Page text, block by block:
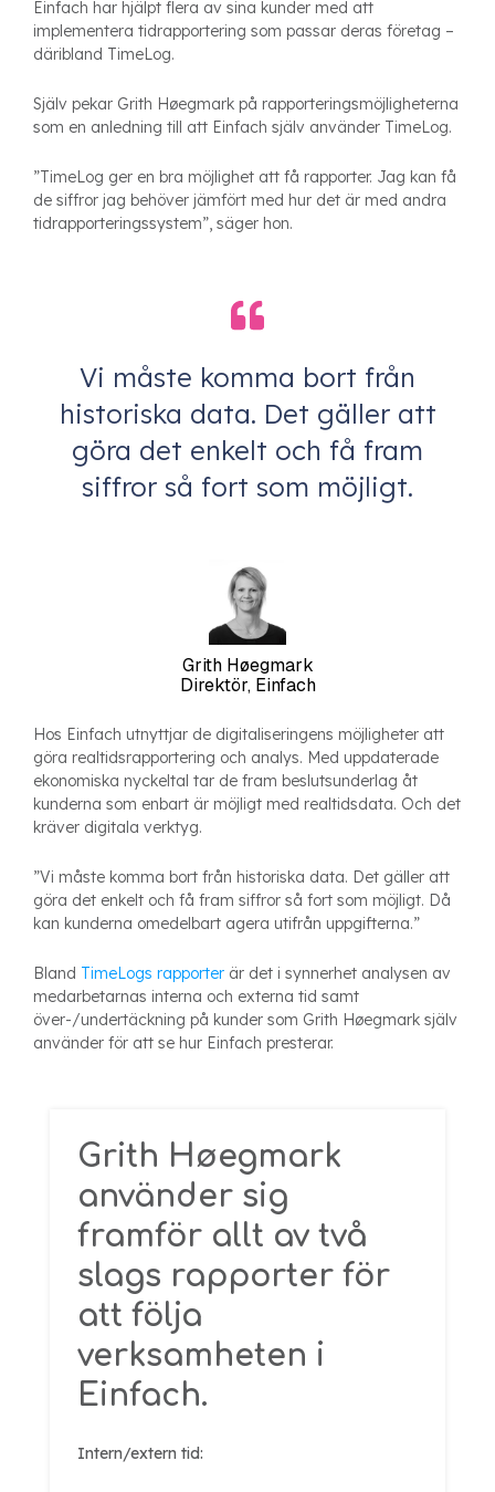
Einfach har hjälpt flera av sina kunder med att
implementera tidrapportering som passar deras företag –
däribland TimeLog.
Själv pekar Grith Høegmark på rapporteringsmöjligheterna
som en anledning till att Einfach själv använder TimeLog.
”TimeLog ger en bra möjlighet att få rapporter. Jag kan få
de siffror jag behöver jämfört med hur det är med andra
tidrapporteringssystem”, säger hon.
Vi måste komma bort från
historiska data. Det gäller att
göra det enkelt och få fram
siffror så fort som möjligt.
Grith Høegmark
Direktör, Einfach
Hos Einfach utnyttjar de digitaliseringens möjligheter att
göra realtidsrapportering och analys. Med uppdaterade
ekonomiska nyckeltal tar de fram beslutsunderlag åt
kunderna som enbart är möjligt med realtidsdata. Och det
kräver digitala verktyg.
”Vi måste komma bort från historiska data. Det gäller att
göra det enkelt och få fram siffror så fort som möjligt. Då
kan kunderna omedelbart agera utifrån uppgifterna.”
Bland TimeLogs rapporter är det i synnerhet analysen av
medarbetarnas interna och externa tid samt
över-/undertäckning på kunder som Grith Høegmark själv
använder för att se hur Einfach presterar.
Grith Høegmark
använder sig
framför allt av två
slags rapporter för
att följa
verksamheten i
Einfach.
Intern/extern tid: